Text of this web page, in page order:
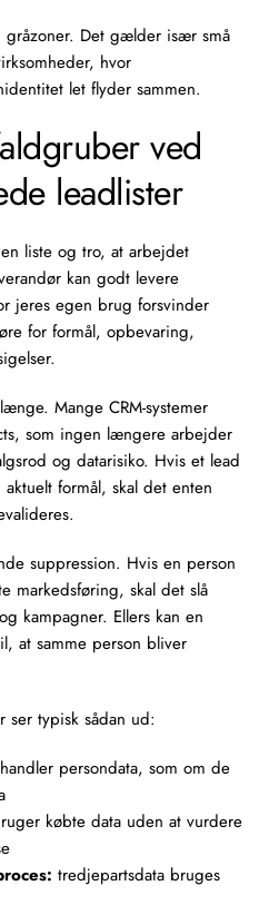
Det gælder især små
hvor
let flyder sammen.
ved
leadlister
liste og tro, at arbejdet
kan godt levere
jeres egen brug forsvinder
for formål, opbevaring,
Mange CRM-systemer
som ingen længere arbejder
og datarisiko. Hvis et lead
formål, skal det enten
suppression. Hvis en person
markedsføring, skal det slå
kampagner. Ellers kan en
at samme person bliver
ser typisk sådan ud:
persondata, som om de
købte data uden at vurdere
tredjepartsdata bruges